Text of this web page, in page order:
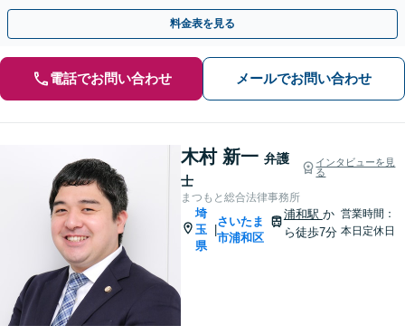
対応できるのが強みです。埼玉県内出張も可能です。
料金表を見る
電話でお問い合わせ メールでお問い合わせ
木村 新一 弁護
士
インタビューを見
る
まつもと総合法律事務所
埼
玉
県
|
さいたま
市浦和区
浦和駅 か
ら徒歩7分
営業時間：
本日定休日